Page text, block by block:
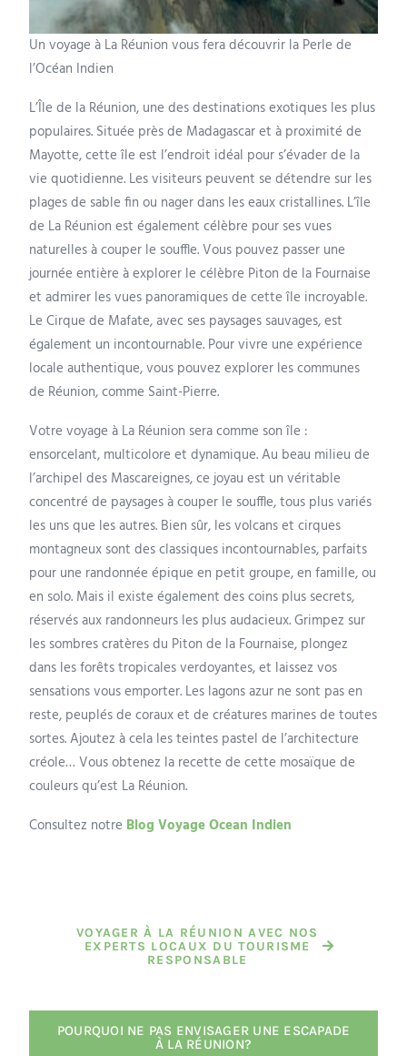
Un voyage à La Réunion vous fera découvrir la Perle de
l’Océan Indien
L’Île de la Réunion, une des destinations exotiques les plus
populaires. Située près de Madagascar et à proximité de
Mayotte, cette île est l’endroit idéal pour s’évader de la
vie quotidienne. Les visiteurs peuvent se détendre sur les
plages de sable fin ou nager dans les eaux cristallines. L’île
de La Réunion est également célèbre pour ses vues
naturelles à couper le souffle. Vous pouvez passer une
journée entière à explorer le célèbre Piton de la Fournaise
et admirer les vues panoramiques de cette île incroyable.
Le Cirque de Mafate, avec ses paysages sauvages, est
également un incontournable. Pour vivre une expérience
locale authentique, vous pouvez explorer les communes
de Réunion, comme Saint-Pierre.
Votre voyage à La Réunion sera comme son île :
ensorcelant, multicolore et dynamique. Au beau milieu de
l’archipel des Mascareignes, ce joyau est un véritable
concentré de paysages à couper le souffle, tous plus variés
les uns que les autres. Bien sûr, les volcans et cirques
montagneux sont des classiques incontournables, parfaits
pour une randonnée épique en petit groupe, en famille, ou
en solo. Mais il existe également des coins plus secrets,
réservés aux randonneurs les plus audacieux. Grimpez sur
les sombres cratères du Piton de la Fournaise, plongez
dans les forêts tropicales verdoyantes, et laissez vos
sensations vous emporter. Les lagons azur ne sont pas en
reste, peuplés de coraux et de créatures marines de toutes
sortes. Ajoutez à cela les teintes pastel de l’architecture
créole… Vous obtenez la recette de cette mosaïque de
couleurs qu’est La Réunion.
Consultez notre Blog Voyage Ocean Indien
VOYAGER À LA RÉUNION AVEC NOS
EXPERTS LOCAUX DU TOURISME
RESPONSABLE
POURQUOI NE PAS ENVISAGER UNE ESCAPADE
À LA RÉUNION?